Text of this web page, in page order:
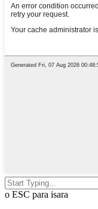
o ESC para isara